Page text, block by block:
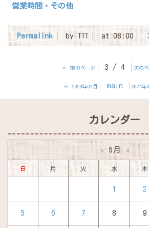
営業時間・その他
Permalink by TTT at 08:00
« 前のページ 3 / 4 次の
« 2024年04月 main 2024年
カレンダー
« 5月 »
日 月 火 水 木
1 2
5 6 7 8 9